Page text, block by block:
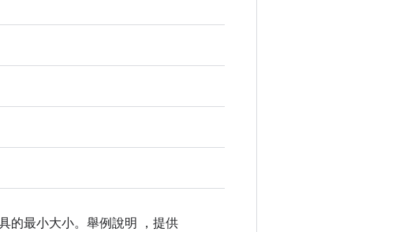
的最小大小。舉例說明 ，提供